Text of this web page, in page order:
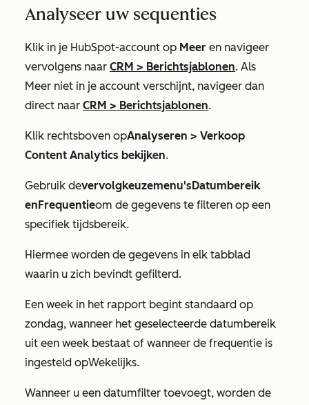
Analyseer uw sequenties
Klik in je HubSpot-account op Meer en navigeer
vervolgens naar CRM > Berichtsjablonen. Als
Meer niet in je account verschijnt, navigeer dan
direct naar CRM > Berichtsjablonen.
Klik rechtsboven opAnalyseren > Verkoop
Content Analytics bekijken.
Gebruik devervolgkeuzemenu's Datumbereik
en Frequentieom de gegevens te filteren op een
specifiek tijdsbereik.
Hiermee worden de gegevens in elk tabblad
waarin u zich bevindt gefilterd.
Een week in het rapport begint standaard op
zondag, wanneer het geselecteerde datumbereik
uit een week bestaat of wanneer de frequentie is
ingesteld opWekelijks.
Wanneer u een datumfilter toevoegt, worden de